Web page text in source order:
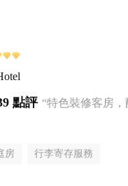
點評 “特色裝修客房
房 行李寄存服務